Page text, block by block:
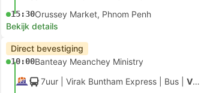
15:30Orussey Market, Phnom Penh
Bekijk details
Direct bevestiging
10:00Banteay Meanchey Ministry
7uur | Virak Buntham Express Bus VIP